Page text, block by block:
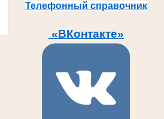
Телефонный справочник
«ВКонтакте»